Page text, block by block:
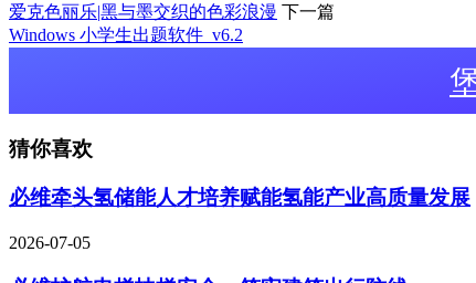
爱克色丽乐|黑与墨交织的色彩浪漫 下一篇
Windows 小学生出题软件_v6.2
猜你喜欢
必维牵头氢储能人才培养赋能氢能产业高质量发展
2026-07-05